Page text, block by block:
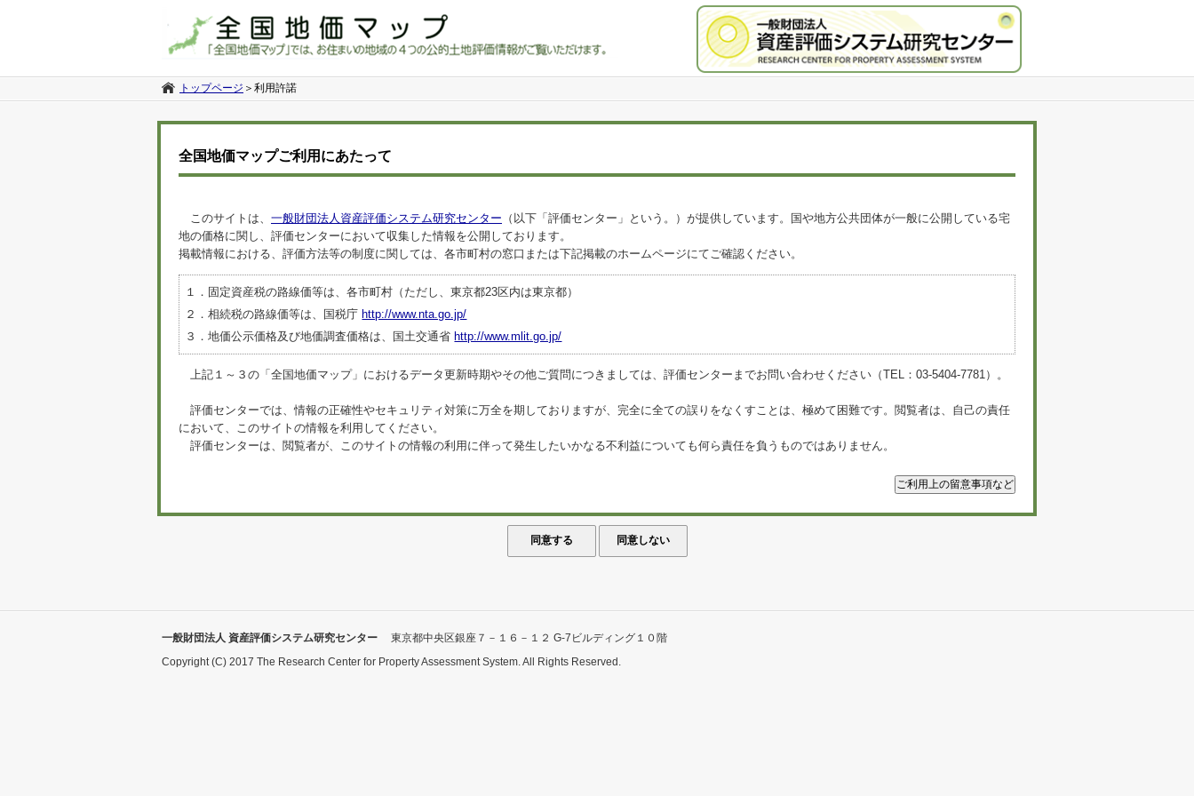
トップページ ＞ 利用許諾
全国地価マップご利用にあたって
このサイトは、 一般財団法人資産評価システム研究センター （以下「評価センター」という。）が提供しています。国や地方公共団体が一般に公開している宅
地の価格に関し、評価センターにおいて収集した情報を公開しております。
掲載情報における、評価方法等の制度に関しては、各市町村の窓口または下記掲載のホームページにてご確認ください。
１．固定資産税の路線価等は、各市町村（ただし、東京都23区内は東京都）
２．相続税の路線価等は、国税庁 http://www.nta.go.jp/
３．地価公示価格及び地価調査価格は、国土交通省 http://www.mlit.go.jp/
上記１～３の「全国地価マップ」におけるデータ更新時期やその他ご質問につきましては、評価センターまでお問い合わせください（TEL：03-5404-7781）。
評価センターでは、情報の正確性やセキュリティ対策に万全を期しておりますが、完全に全ての誤りをなくすことは、極めて困難です。閲覧者は、自己の責任
において、このサイトの情報を利用してください。
評価センターは、閲覧者が、このサイトの情報の利用に伴って発生したいかなる不利益についても何ら責任を負うものではありません。
一般財団法人 資産評価システム研究センター
東京都中央区銀座７－１６－１２ G-7ビルディング１０階
Copyright (C) 2017 The Research Center for Property Assessment System. All Rights Reserved.